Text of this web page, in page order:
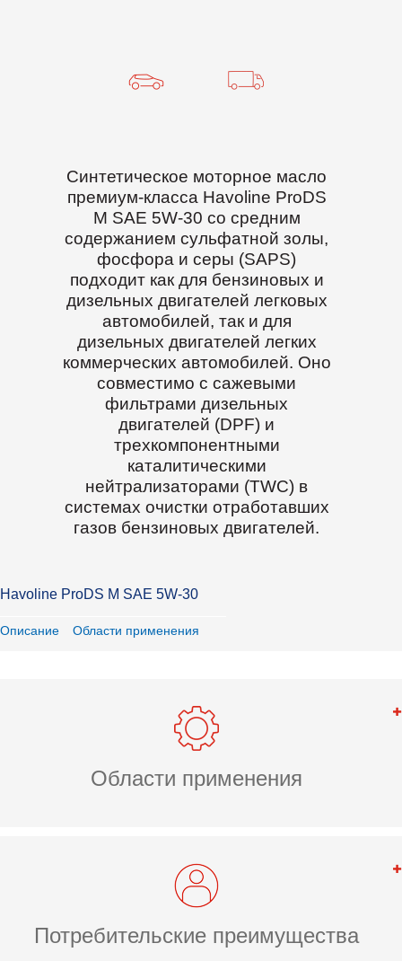
Синтетическое моторное масло
премиум-класса Havoline ProDS
M SAE 5W-30 со средним
содержанием сульфатной золы,
фосфора и серы (SAPS)
подходит как для бензиновых и
дизельных двигателей легковых
автомобилей, так и для
дизельных двигателей легких
коммерческих автомобилей. Оно
совместимо с сажевыми
фильтрами дизельных
двигателей (DPF) и
трехкомпонентными
каталитическими
нейтрализаторами (TWC) в
системах очистки отработавших
газов бензиновых двигателей.
Havoline ProDS M SAE 5W-30
Описание Области применения
Области применения
Потребительские преимущества